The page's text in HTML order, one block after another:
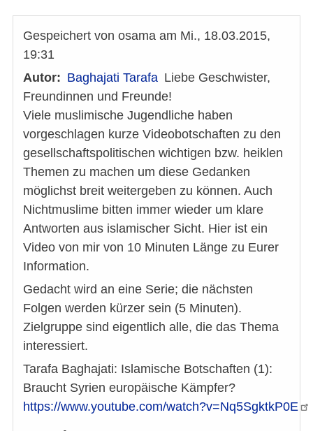
Gespeichert von osama am Mi., 18.03.2015,
19:31
Autor
Baghajati Tarafa Liebe Geschwister,
Freundinnen und Freunde!
Viele muslimische Jugendliche haben
vorgeschlagen kurze Videobotschaften zu den
gesellschaftspolitischen wichtigen bzw. heiklen
Themen zu machen um diese Gedanken
möglichst breit weitergeben zu können. Auch
Nichtmuslime bitten immer wieder um klare
Antworten aus islamischer Sicht. Hier ist ein
Video von mir von 10 Minuten Länge zu Eurer
Information.
Gedacht wird an eine Serie; die nächsten
Folgen werden kürzer sein (5 Minuten).
Zielgruppe sind eigentlich alle, die das Thema
interessiert.
Tarafa Baghajati: Islamische Botschaften (1):
Braucht Syrien europäische Kämpfer?
https://www.youtube.com/watch?v=Nq5SgktkP0E